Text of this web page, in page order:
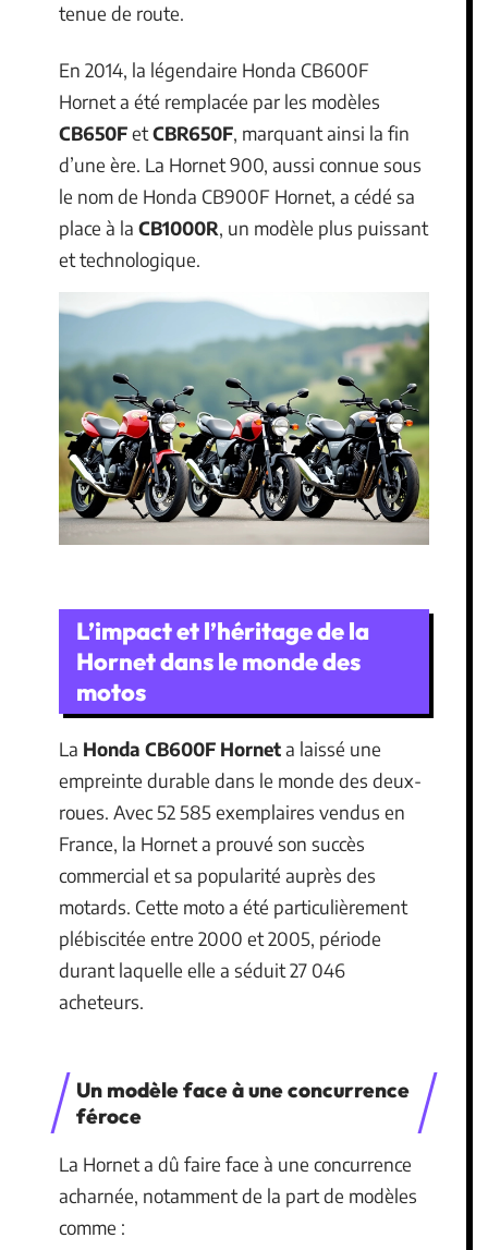
tenue de route.
En 2014, la légendaire Honda CB600F
Hornet a été remplacée par les modèles
CB650FetCBR650F, marquant ainsi la fin
d’une ère. La Hornet 900, aussi connue sous
le nom de Honda CB900F Hornet, a cédé sa
place à la CB1000R, un modèle plus puissant
et technologique.
L’impact et l’héritage de la
Hornet dans le monde des
motos
La Honda CB600F Horneta laissé une
empreinte durable dans le monde des deux-
roues. Avec 52 585 exemplaires vendus en
France, la Hornet a prouvé son succès
commercial et sa popularité auprès des
motards. Cette moto a été particulièrement
plébiscitée entre 2000 et 2005, période
durant laquelle elle a séduit 27 046
acheteurs.
Un modèle face à une concurrence
féroce
La Hornet a dû faire face à une concurrence
acharnée, notamment de la part de modèles
comme :